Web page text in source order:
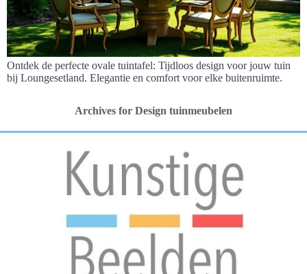
Ontdek de perfecte ovale tuintafel: Tijdloos design voor jouw tuin
bij Loungesetland. Elegantie en comfort voor elke buitenruimte.
Archives for Design tuinmeubelen